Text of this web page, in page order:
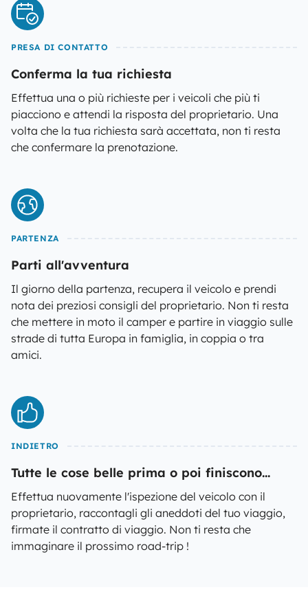
PRESA DI CONTATTO
Conferma la tua richiesta
Effettua una o più richieste per i veicoli che più ti
piacciono e attendi la risposta del proprietario. Una
volta che la tua richiesta sarà accettata, non ti resta
che confermare la prenotazione.
PARTENZA
Parti all'avventura
Il giorno della partenza, recupera il veicolo e prendi
nota dei preziosi consigli del proprietario. Non ti resta
che mettere in moto il camper e partire in viaggio sulle
strade di tutta Europa in famiglia, in coppia o tra
amici.
INDIETRO
Tutte le cose belle prima o poi finiscono...
Effettua nuovamente l'ispezione del veicolo con il
proprietario, raccontagli gli aneddoti del tuo viaggio,
firmate il contratto di viaggio. Non ti resta che
immaginare il prossimo road-trip !